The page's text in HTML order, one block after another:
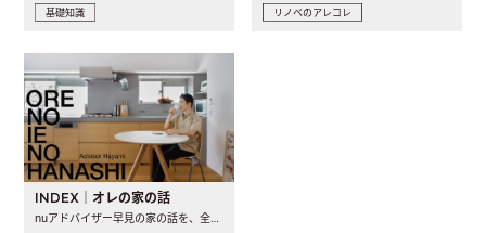
基礎知識 リノベのアレコレ
INDEX｜オレの家の話
nuアドバイザー早見の家の話を、全4話でお届け。リノベーションを..